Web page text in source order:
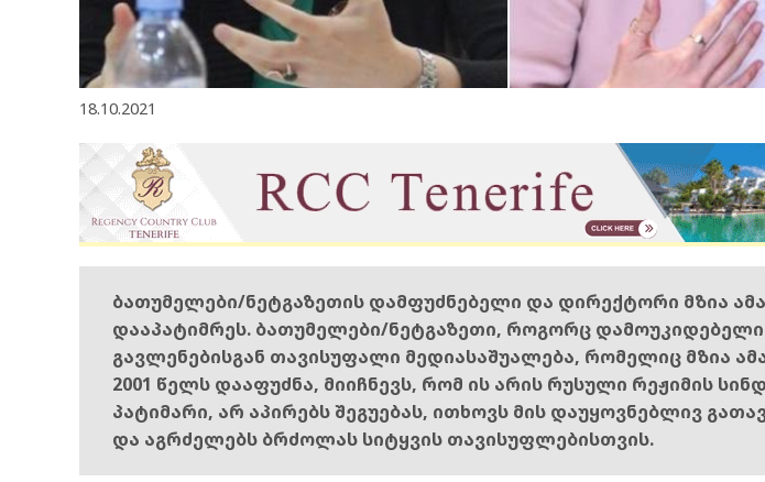
18.10.2021
ბათუმელები/ნეტგაზეთის დამფუძნებელი და დირექტორი მზია
დააპატიმრეს. ბათუმელები/ნეტგაზეთი, როგორც
გავლენებისგან თავისუფალი მედიასაშუალება, რომელიც მზია
2001 წელს დააფუძნა, მიიჩნევს, რომ ის არის რუსული რეჟიმის
პატიმარი, არ აპირებს შეგუებას, ითხოვს მის დაუყოვნებლივ
და აგრძელებს ბრძოლას სიტყვის თავისუფლებისთვის.